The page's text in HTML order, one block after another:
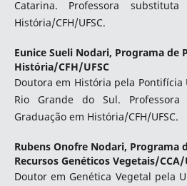
Catarina. Professora
História/CFH/UFSC.
Eunice Sueli Nodari, Programa de
História/CFH/UFSC
Doutora em História pela
Rio Grande do Sul.
Graduação em História/CFH/UFSC.
Rubens Onofre Nodari, Programa
Recursos Genéticos Vegetais/CCA/
Doutor em Genética Vegetal pela